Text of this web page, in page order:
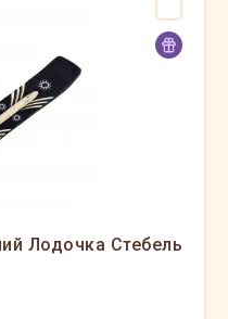
Лодочка Стебель